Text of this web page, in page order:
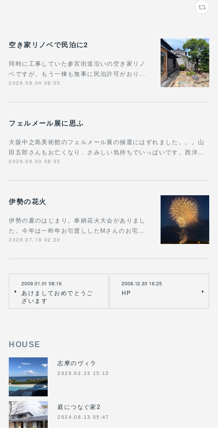
空き家リノベで民泊に2
同時に工事していた参宮街道沿いの空き家リノ
ベですが、もう一棟も無事に民泊許可がおり…
2026.08.04 06:03
フェルメール展に思ふ
大阪中之島美術館のフェルメール展の抽選にはずれました。。。山
田五郎さんもお亡くなり、さみしい気持ちでいっぱいです。西洋…
2026.08.03 08:33
伊勢の花火
伊勢の夏のはじまり。奉納花火大会がありまし
た。今年は一昨年お引渡ししたMさんのお宅…
2026.07.19 02:20
2009.01.01 08:16
あけましておめでとうご
ざいます
2008.12.30 16:25
HP
HOUSE
志摩のヴィラ
2026.02.23 15:12
庭につなぐ家2
2024.08.13 05:47